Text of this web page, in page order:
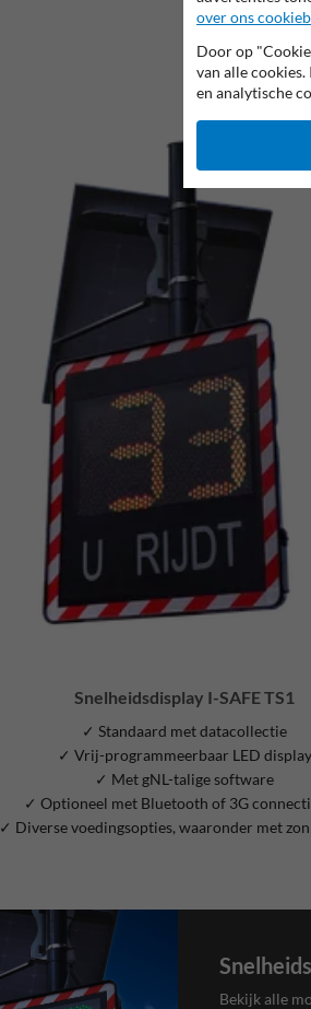
Snelheidsdisplay I-SAFE TS1
✓ Standaard met datacollectie
✓ Vrij-programmeerbaar LED display
✓ Met gNL-talige software
✓ Optioneel met Bluetooth of 3G
✓ Diverse voedingsopties, waaronder met
Bekijk alle
over ons
Door op
van alle
en analytische